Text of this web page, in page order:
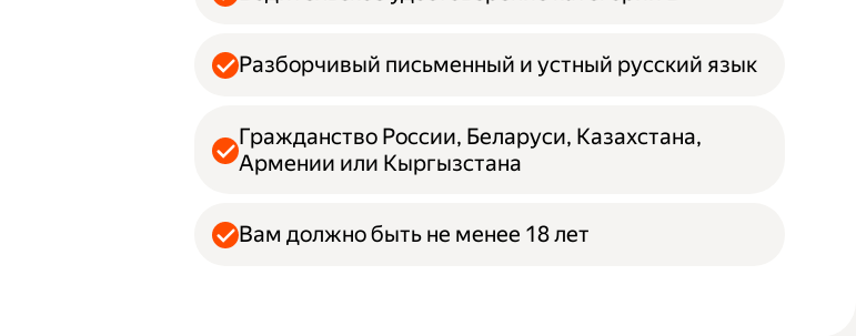
Разборчивый письменный и устный русский язык
Гражданство России, Беларуси, Казахстана,
Армении или Кыргызстана
Вам должно быть не менее 18 лет